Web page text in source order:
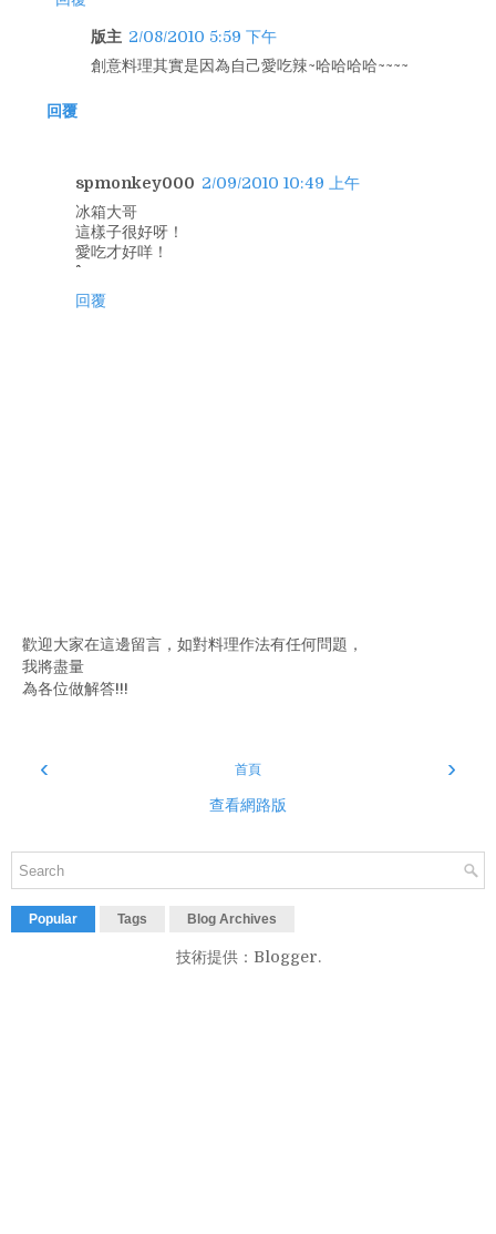
版主 2/08/2010 5:59 下午
創意料理其實是因為自己愛吃辣~哈哈哈哈~~~~
回覆
spmonkey000 2/09/2010 10:49 上午
冰箱大哥
這樣子很好呀！
愛吃才好咩！
回覆
歡迎大家在這邊留言，如對料理作法有任何問題，
我將盡量
為各位做解答!!!
‹ ›
首頁
查看網路版
Popular Tags Blog Archives
技術提供： Blogger.